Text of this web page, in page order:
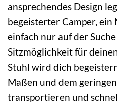
ansprechendes Design
begeisterter Camper,
einfach nur auf der
Sitzmöglichkeit für
Stuhl wird dich
Maßen und dem
transportieren und